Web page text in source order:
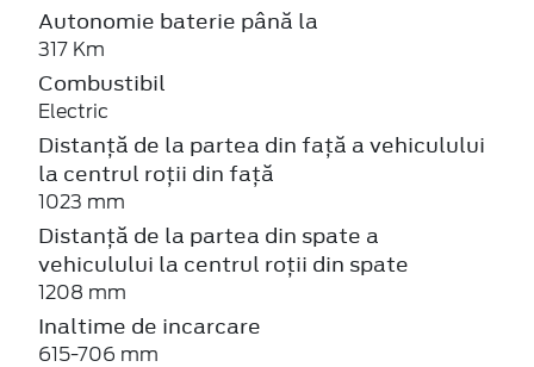
Autonomie baterie până la
317 Km
Combustibil
Electric
Distanță de la partea din față a vehiculului
la centrul roții din față
1023 mm
Distanță de la partea din spate a
vehiculului la centrul roții din spate
1208 mm
Inaltime de incarcare
615-706 mm